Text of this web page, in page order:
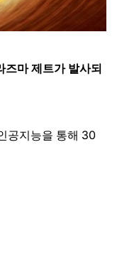
즈마 제트가 발사되